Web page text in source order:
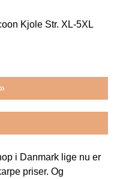
Kjole Str. XL-5XL
i Danmark lige nu er
priser. Og